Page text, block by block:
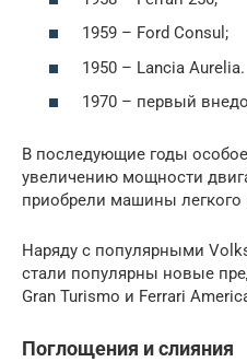
1959 – Ford Consul;
1950 – Lancia Aurelia.
1970 – первый
В последующие годы
увеличению мощности
приобрели машины легкого
Наряду с популярными
стали популярны новые
Gran Turismo и Ferrari
Поглощения и слияния